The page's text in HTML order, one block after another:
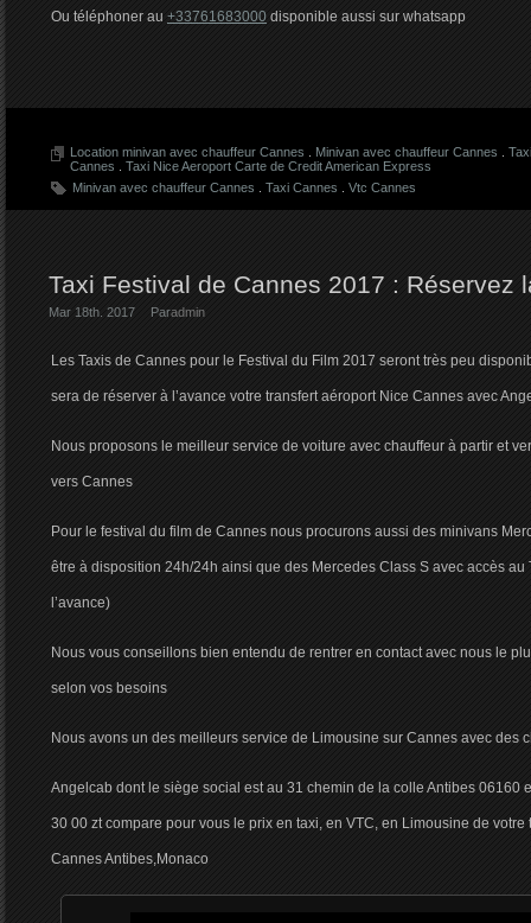
Ou téléphoner au +33761683000 disponible aussi sur whatsapp
Location minivan avec chauffeur Cannes Minivan avec chauffeur Cannes
Cannes
Taxi Nice Aeroport Carte de Credit American Express
Minivan avec chauffeur Cannes
Taxi Cannes Vtc Cannes
Taxi Festival de Cannes 2017 : Réservez
Mar 18th. 2017 Paradmin
Les Taxis de Cannes pour le Festival du Film 2017 seront très peu
sera de réserver à l’avance votre transfert aéroport Nice Cannes avec
Nous proposons le meilleur service de voiture avec chauffeur à partir et
vers Cannes
Pour le festival du film de Cannes nous procurons aussi des minivans
être à disposition 24h/24h ainsi que des Mercedes Class S avec accès au
l’avance)
Nous vous conseillons bien entendu de rentrer en contact avec nous le
selon vos besoins
Nous avons un des meilleurs service de Limousine sur Cannes avec des
Angelcab dont le siège social est au 31 chemin de la colle Antibes 06160
30 00 zt compare pour vous le prix en taxi, en VTC, en Limousine de
Cannes Antibes,Monaco